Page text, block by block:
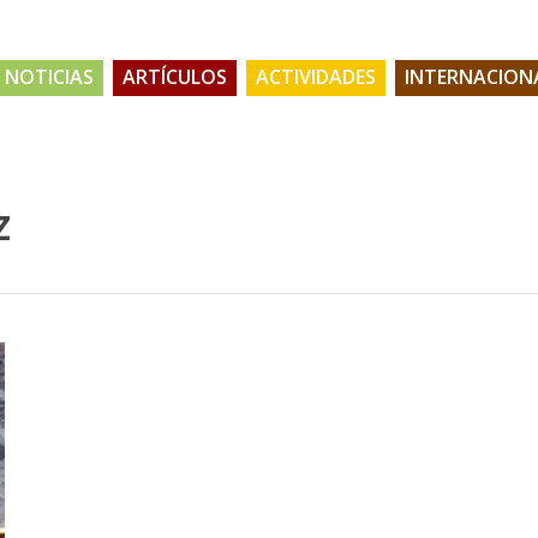
NOTICIAS ARTÍCULOS ACTIVIDADES